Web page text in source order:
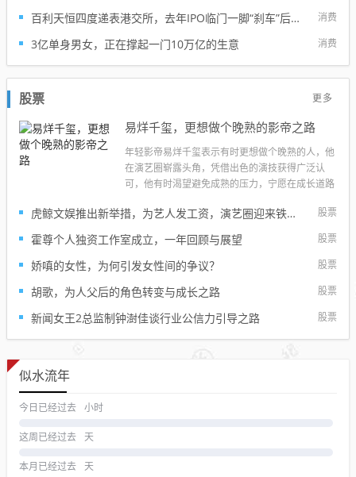
消费
百利天恒四度递表港交所，去年IPO临门一脚“刹车”后再闯关
消费
3亿单身男女，正在撑起一门10万亿的生意
股票 更多
易烊千玺，更想做个晚熟的影帝之路
年轻影帝易烊千玺表示有时更想做个晚熟的人，他
在演艺圈崭露头角，凭借出色的演技获得广泛认
可，他有时渴望避免成熟的压力，宁愿在成长道路
了他在追求个人成长与成熟之间的内心挣扎和追求
平衡的态度。...
股票
虎鲸文娱推出新举措，为艺人发工资，演艺圈迎来铁饭碗？
股票
霍尊个人独资工作室成立，一年回顾与展望
股票
娇嗔的女性，为何引发女性间的争议？
股票
胡歌，为人父后的角色转变与成长之路
股票
新闻女王2总监制钟澍佳谈行业公信力引导之路
似水流年
今日已经过去 小时
这周已经过去 天
本月已经过去 天